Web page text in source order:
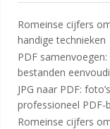
Romeinse cijfers
handige technieken
PDF
bestanden
JPG naar PDF:
professioneel PDF-
Romeinse cijfers